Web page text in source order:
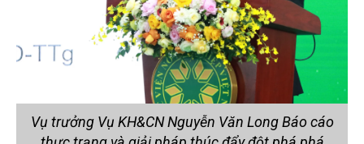
Vụ trưởng Vụ KH&CN Nguyễn Văn Long Báo cáo